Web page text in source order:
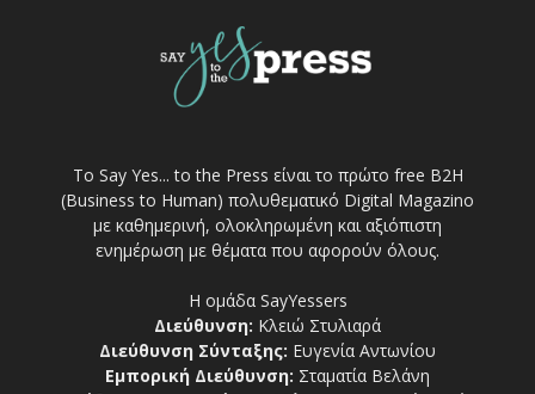
Το Say Yes... to the Press είναι το πρώτο free Β2Η
(Business to Human) πολυθεματικό Digital Magazino
με καθημερινή, ολοκληρωμένη και αξιόπιστη
ενημέρωση με θέματα που αφορούν όλους.
Η ομάδα SayYessers
Διεύθυνση: Κλειώ Στυλιαρά
Διεύθυνση Σύνταξης: Ευγενία Αντωνίου
Εμπορική Διεύθυνση: Σταματία Βελάνη